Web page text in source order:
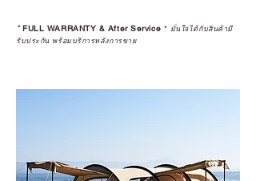
*FULL WARRANTY & After Service * มั่นใจได้กับสินค้ามี
รับประกัน พร้อมบริการหลังการขาย